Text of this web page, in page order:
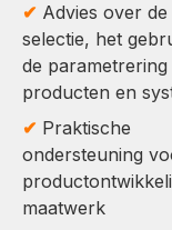
✔ Advies over de
selectie, het
de parametrering
producten en
✔ Praktische
ondersteuning
maatwerk